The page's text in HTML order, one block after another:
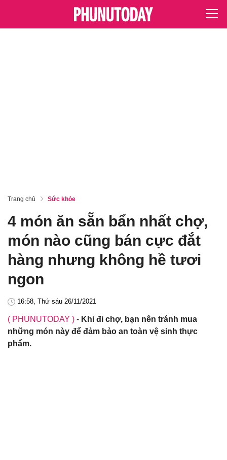
Trang chủ Sức khỏe
4 món ăn sẵn bẩn nhất chợ,
món nào cũng bán cực đắt
hàng nhưng không hề tươi
ngon
16:58, Thứ sáu 26/11/2021
( PHUNUTODAY ) - Khi đi chợ, bạn nên tránh mua
những món này để đảm bảo an toàn vệ sinh thực
phẩm.